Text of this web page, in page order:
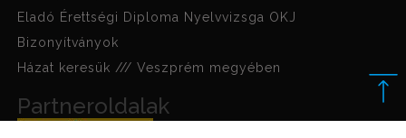
Eladó Érettségi Diploma Nyelvvizsga OKJ
Bizonyítványok
Házat keresük /// Veszprém megyében
Partneroldalak